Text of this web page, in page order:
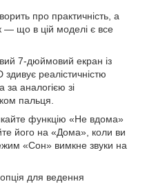
про практичність, а
— що в цій моделі є все
7-дюймовий екран із
реалістичністю
аналогією зі
пальця.
функцію «Не вдома»
його на «Дома», коли ви
«Сон» вимкне звуки на
для ведення